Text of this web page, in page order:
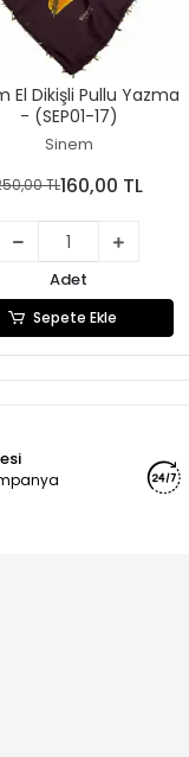
El Dikişli Pullu Yazma
- (SEP01-17)
Sinem
TL160,00 TL
Adet
Sepete Ekle